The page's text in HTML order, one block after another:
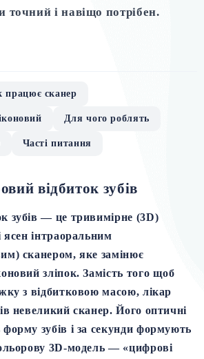
точний і навіщо потрібен.
працює сканер
Для чого роблять
Часті питання
відбиток зубів
зубів — це тривимірне (3D)
ясен інтраоральним
сканером, яке замінює
зліпок. Замість того щоб
з відбитковою масою, лікар
невеликий сканер. Його оптичні
зубів і за секунди формують
3D-модель — «цифрові